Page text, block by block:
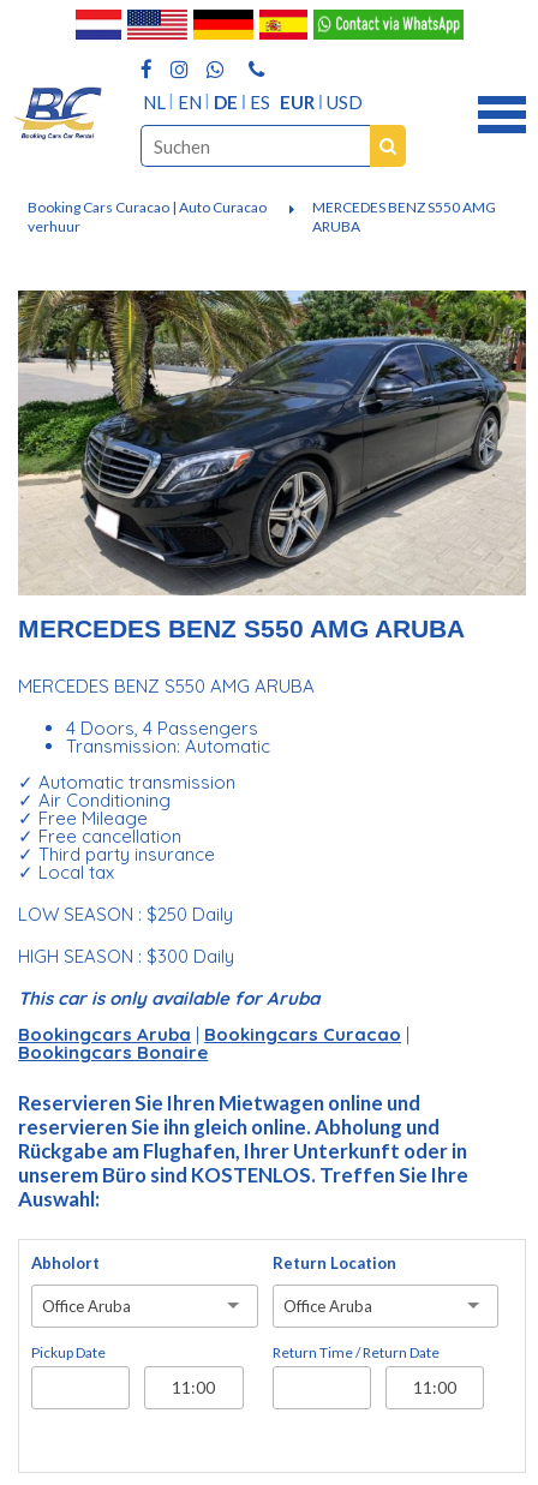
NL EN DE ES EUR USD
Booking Cars Curacao | Auto Curacao
verhuur
MERCEDES BENZ S550 AMG
ARUBA
MERCEDES BENZ S550 AMG ARUBA
MERCEDES BENZ S550 AMG ARUBA
4 Doors, 4 Passengers
Transmission: Automatic
✓ Automatic transmission
✓ Air Conditioning
✓ Free Mileage
✓ Free cancellation
✓ Third party insurance
✓ Local tax
LOW SEASON : $250 Daily
HIGH SEASON : $300 Daily
This car is only available for Aruba
Bookingcars Aruba | Bookingcars Curacao |
Bookingcars Bonaire
Reservieren Sie Ihren Mietwagen online und
reservieren Sie ihn gleich online. Abholung und
Rückgabe am Flughafen, Ihrer Unterkunft oder in
unserem Büro sind KOSTENLOS. Treffen Sie Ihre
Auswahl:
Abholort
Office Aruba
Pickup Date
Return Location
Office Aruba
Return Time / Return Date